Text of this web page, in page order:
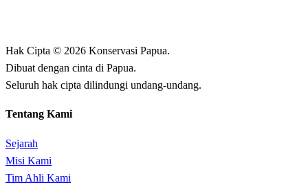
Hak Cipta © 2026 Konservasi Papua.
Dibuat dengan cinta di Papua.
Seluruh hak cipta dilindungi undang-undang.
Tentang Kami
Sejarah
Misi Kami
Tim Ahli Kami